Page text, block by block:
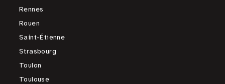
Rennes
Rouen
Saint-Étienne
Strasbourg
Toulon
Toulouse